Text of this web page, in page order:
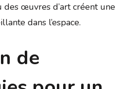
des œuvres d’art créent une
dans l’espace.
de